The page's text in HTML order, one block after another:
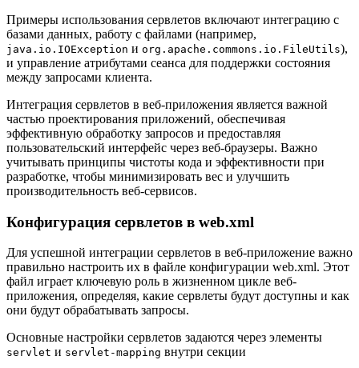
Примеры использования сервлетов включают интеграцию с
базами данных, работу с файлами (например,
java.io.IOException и org.apache.commons.io.FileUtils),
и управление атрибутами сеанса для поддержки состояния
между запросами клиента.
Интеграция сервлетов в веб-приложения является важной
частью проектирования приложений, обеспечивая
эффективную обработку запросов и предоставляя
пользовательский интерфейс через веб-браузеры. Важно
учитывать принципы чистоты кода и эффективности при
разработке, чтобы минимизировать вес и улучшить
производительность веб-сервисов.
Конфигурация сервлетов в web.xml
Для успешной интеграции сервлетов в веб-приложение важно
правильно настроить их в файле конфигурации web.xml. Этот
файл играет ключевую роль в жизненном цикле веб-
приложения, определяя, какие сервлеты будут доступны и как
они будут обрабатывать запросы.
Основные настройки сервлетов задаются через элементы
servlet и servlet-mapping внутри секции